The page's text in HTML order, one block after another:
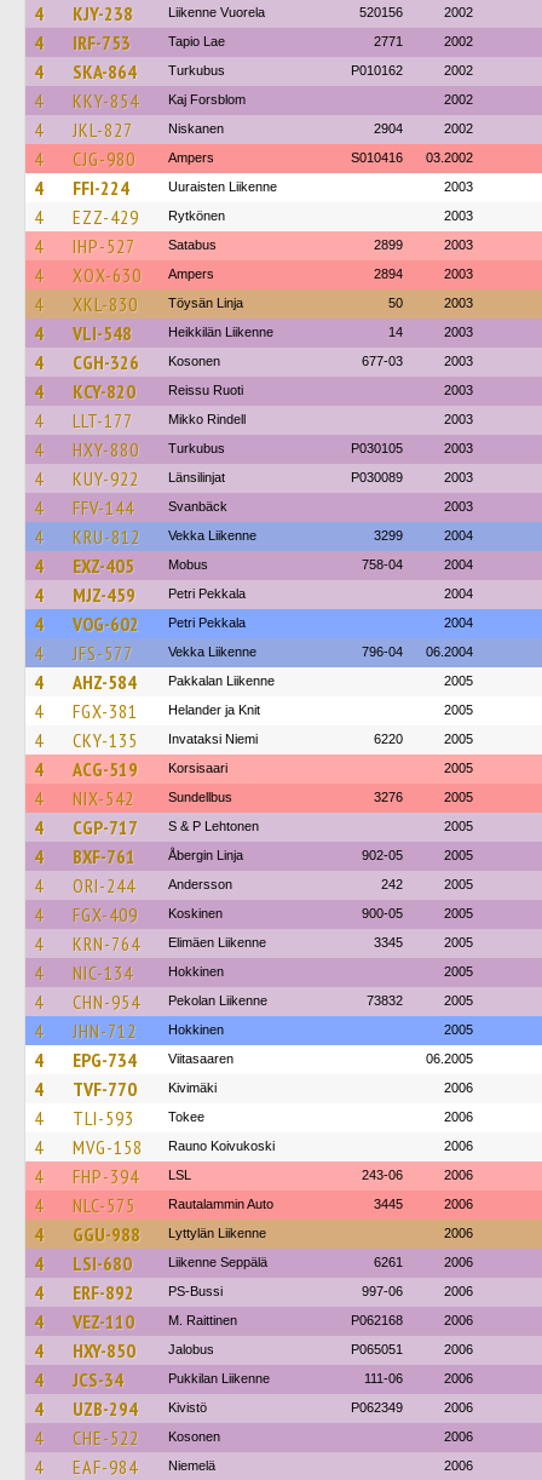
4 KJY-238 Liikenne Vuorela 520156 2002
4 IRF-753 Tapio Lae 2771 2002
4 SKA-864 Turkubus P010162 2002
4 KKY-854 Kaj Forsblom 2002
4 JKL-827 Niskanen 2904 2002
4 CJG-980 Ampers S010416 03.2002
4 FFI-224 Uuraisten Liikenne 2003
4 EZZ-429 Rytkönen 2003
4 IHP-527 Satabus 2899 2003
4 XOX-630 Ampers 2894 2003
4 XKL-830 Töysän Linja 50 2003
4 VLI-548 Heikkilän Liikenne 14 2003
4 CGH-326 Kosonen 677-03 2003
4 KCY-820 Reissu Ruoti 2003
4 LLT-177 Mikko Rindell 2003
4 HXY-880 Turkubus P030105 2003
4 KUY-922 Länsilinjat P030089 2003
4 FFV-144 Svanbäck 2003
4 KRU-812 Vekka Liikenne 3299 2004
4 EXZ-405 Mobus 758-04 2004
4 MJZ-459 Petri Pekkala 2004
4 VOG-602 Petri Pekkala 2004
4 JFS-577 Vekka Liikenne 796-04 06.2004
4 AHZ-584 Pakkalan Liikenne 2005
4 FGX-381 Helander ja Knit 2005
4 CKY-135 Invataksi Niemi 6220 2005
4 ACG-519 Korsisaari 2005
4 NIX-542 Sundellbus 3276 2005
4 CGP-717 S & P Lehtonen 2005
4 BXF-761 Åbergin Linja 902-05 2005
4 ORI-244 Andersson 242 2005
4 FGX-409 Koskinen 900-05 2005
4 KRN-764 Elimäen Liikenne 3345 2005
4 NIC-134 Hokkinen 2005
4 CHN-954 Pekolan Liikenne 73832 2005
4 JHN-712 Hokkinen 2005
4 EPG-734 Viitasaaren 06.2005
4 TVF-770 Kivimäki 2006
4 TLI-593 Tokee 2006
4 MVG-158 Rauno Koivukoski 2006
4 FHP-394 LSL 243-06 2006
4 NLC-575 Rautalammin Auto 3445 2006
4 GGU-988 Lyttylän Liikenne 2006
4 LSI-680 Liikenne Seppälä 6261 2006
4 ERF-892 PS-Bussi 997-06 2006
4 VEZ-110 M. Raittinen P062168 2006
4 HXY-850 Jalobus P065051 2006
4 JCS-34 Pukkilan Liikenne 111-06 2006
4 UZB-294 Kivistö P062349 2006
4 CHE-522 Kosonen 2006
4 EAF-984 Niemelä 2006